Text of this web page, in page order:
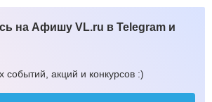
на Афишу VL.ru в Telegram и
событий, акций и конкурсов :)